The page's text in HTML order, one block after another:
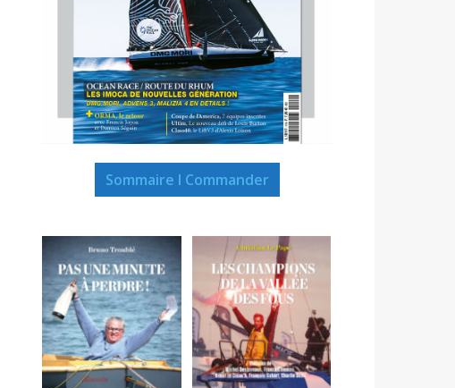
Sommaire I Commander